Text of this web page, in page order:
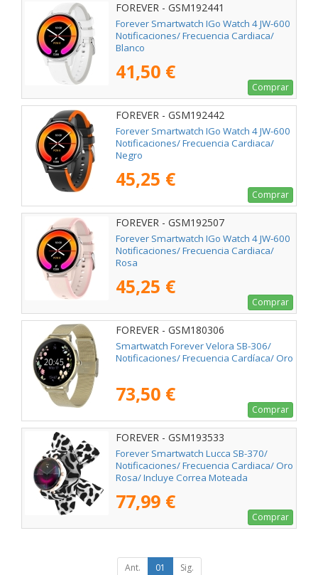
FOREVER - GSM192441
Forever Smartwatch IGo Watch 4 JW-600
Notificaciones/ Frecuencia Cardiaca/
Blanco
41,50 €
Comprar
FOREVER - GSM192442
Forever Smartwatch IGo Watch 4 JW-600
Notificaciones/ Frecuencia Cardiaca/
Negro
45,25 €
Comprar
FOREVER - GSM192507
Forever Smartwatch IGo Watch 4 JW-600
Notificaciones/ Frecuencia Cardiaca/
Rosa
45,25 €
Comprar
FOREVER - GSM180306
Smartwatch Forever Velora SB-306/
Notificaciones/ Frecuencia Cardíaca/ Oro
73,50 €
Comprar
FOREVER - GSM193533
Forever Smartwatch Lucca SB-370/
Notificaciones/ Frecuencia Cardiaca/ Oro
Rosa/ Incluye Correa Moteada
77,99 €
Comprar
Ant. 01 Sig.